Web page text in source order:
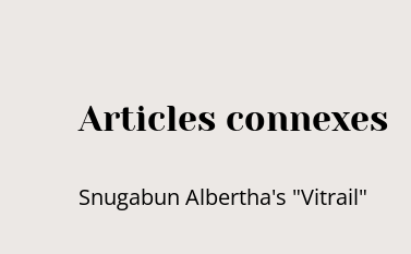
Articles connexes
Snugabun Albertha's "Vitrail"